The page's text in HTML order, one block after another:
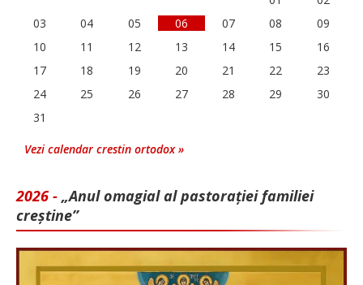
03
04 05 06 07 08
09
10
11 12 13 14 15
16
17
18 19 20 21 22
23
24
25 26 27 28 29
30
31
Vezi calendar crestin ortodox »
2026 - „Anul omagial al pastorației familiei
creștine”